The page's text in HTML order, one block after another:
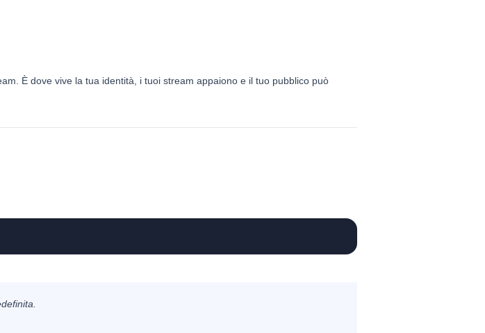
È dove vive la tua identità, i tuoi stream appaiono e il tuo pubblico può